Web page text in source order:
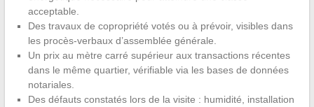
acceptable.
Des travaux de copropriété votés ou à prévoir, visibles dans
les procès-verbaux d’assemblée générale.
Un prix au mètre carré supérieur aux transactions récentes
dans le même quartier, vérifiable via les bases de données
notariales.
Des défauts constatés lors de la visite : humidité, installation